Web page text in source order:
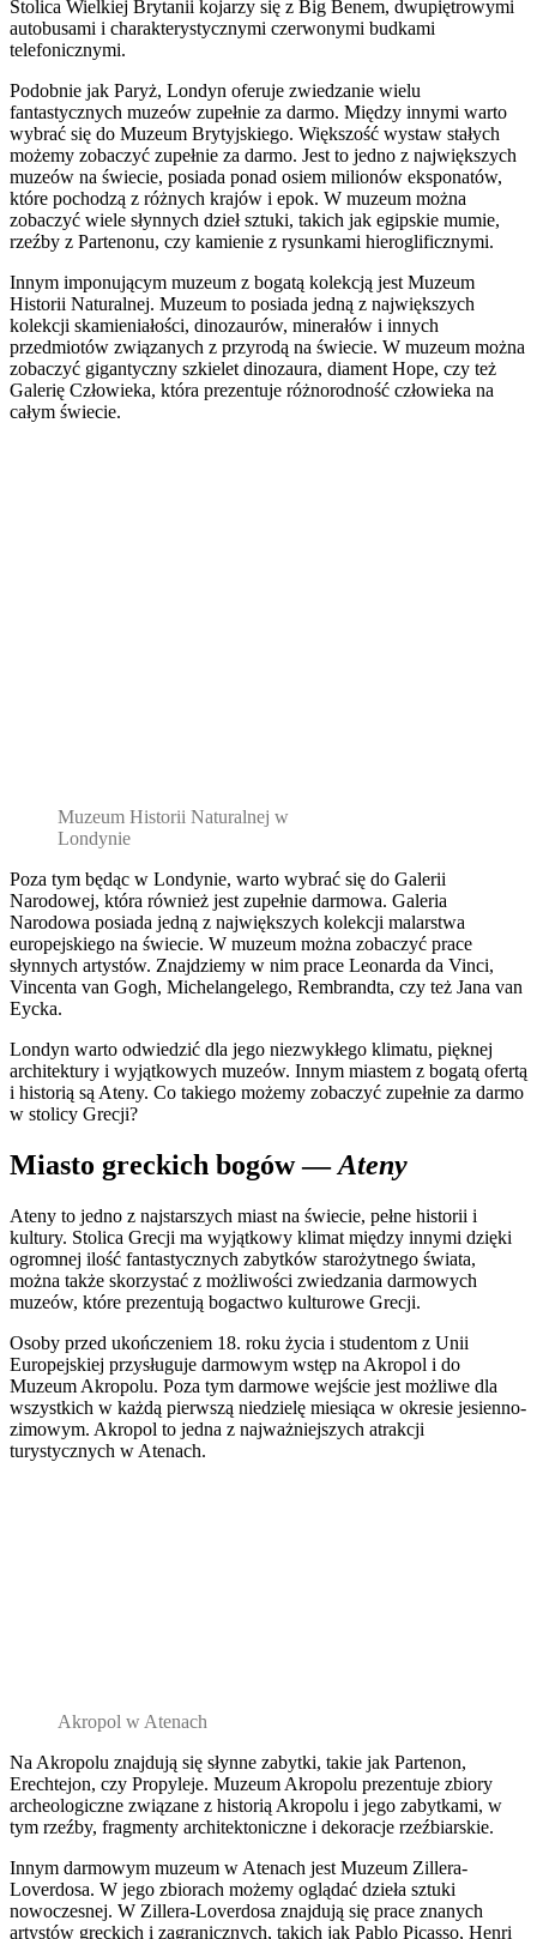
Stolica Wielkiej Brytanii kojarzy się z Big Benem, dwupiętrowymi
autobusami i charakterystycznymi czerwonymi budkami
telefonicznymi.
Podobnie jak Paryż, Londyn oferuje zwiedzanie wielu
fantastycznych muzeów zupełnie za darmo. Między innymi warto
wybrać się do Muzeum Brytyjskiego. Większość wystaw stałych
możemy zobaczyć zupełnie za darmo. Jest to jedno z największych
muzeów na świecie, posiada ponad osiem milionów eksponatów,
które pochodzą z różnych krajów i epok. W muzeum można
zobaczyć wiele słynnych dzieł sztuki, takich jak egipskie mumie,
rzeźby z Partenonu, czy kamienie z rysunkami hieroglificznymi.
Innym imponującym muzeum z bogatą kolekcją jest Muzeum
Historii Naturalnej. Muzeum to posiada jedną z największych
kolekcji skamieniałości, dinozaurów, minerałów i innych
przedmiotów związanych z przyrodą na świecie. W muzeum można
zobaczyć gigantyczny szkielet dinozaura, diament Hope, czy też
Galerię Człowieka, która prezentuje różnorodność człowieka na
całym świecie.
Muzeum Historii Naturalnej w
Londynie
Poza tym będąc w Londynie, warto wybrać się do Galerii
Narodowej, która również jest zupełnie darmowa. Galeria
Narodowa posiada jedną z największych kolekcji malarstwa
europejskiego na świecie. W muzeum można zobaczyć prace
słynnych artystów. Znajdziemy w nim prace Leonarda da Vinci,
Vincenta van Gogh, Michelangelego, Rembrandta, czy też Jana van
Eycka.
Londyn warto odwiedzić dla jego niezwykłego klimatu, pięknej
architektury i wyjątkowych muzeów. Innym miastem z bogatą ofertą
i historią są Ateny. Co takiego możemy zobaczyć zupełnie za darmo
w stolicy Grecji?
Miasto greckich bogów —Ateny
Ateny to jedno z najstarszych miast na świecie, pełne historii i
kultury. Stolica Grecji ma wyjątkowy klimat między innymi dzięki
ogromnej ilość fantastycznych zabytków starożytnego świata,
można także skorzystać z możliwości zwiedzania darmowych
muzeów, które prezentują bogactwo kulturowe Grecji.
Osoby przed ukończeniem 18. roku życia i studentom z Unii
Europejskiej przysługuje darmowym wstęp na Akropol i do
Muzeum Akropolu. Poza tym darmowe wejście jest możliwe dla
wszystkich w każdą pierwszą niedzielę miesiąca w okresie jesienno-
zimowym. Akropol to jedna z najważniejszych atrakcji
turystycznych w Atenach.
Akropol w Atenach
Na Akropolu znajdują się słynne zabytki, takie jak Partenon,
Erechtejon, czy Propyleje. Muzeum Akropolu prezentuje zbiory
archeologiczne związane z historią Akropolu i jego zabytkami, w
tym rzeźby, fragmenty architektoniczne i dekoracje rzeźbiarskie.
Innym darmowym muzeum w Atenach jest Muzeum Zillera-
Loverdosa. W jego zbiorach możemy oglądać dzieła sztuki
nowoczesnej. W Zillera-Loverdosa znajdują się prace znanych
artystów greckich i zagranicznych, takich jak Pablo Picasso, Henri